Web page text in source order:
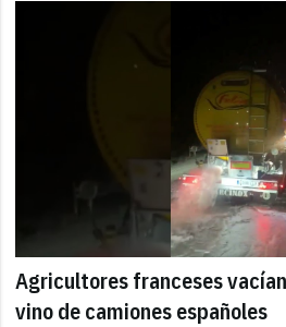
Agricultores franceses
vino de camiones españoles